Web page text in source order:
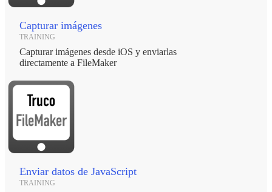
Capturar imágenes
TRAINING
Capturar imágenes desde iOS y enviarlas
directamente a FileMaker
Enviar datos de JavaScript
TRAINING